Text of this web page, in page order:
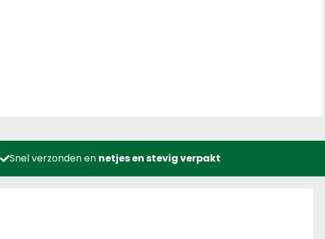
Snel verzonden en netjes en stevig verpakt